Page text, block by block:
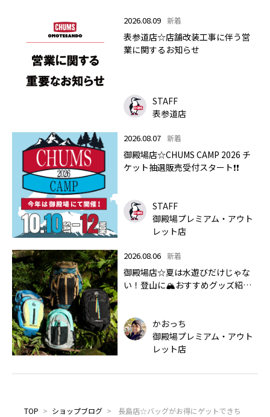
2026.08.09 新着
表参道店☆店舗改装工事に伴う営
業に関するお知らせ
STAFF
表参道店
2026.08.07 新着
御殿場店☆CHUMS CAMP 2026 チ
ケット抽選販売受付スタート❗❗
STAFF
御殿場プレミアム・アウト
レット店
2026.08.06 新着
御殿場店☆夏は水遊びだけじゃな
い！登山に🏔おすすめグッズ紹介
かおっち
御殿場プレミアム・アウト
レット店
TOP > ショップブログ > 長島店☆バッグがお得にゲットできち